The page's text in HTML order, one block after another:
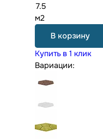
м2
В корзину
Купить в 1 клик
Вариации: